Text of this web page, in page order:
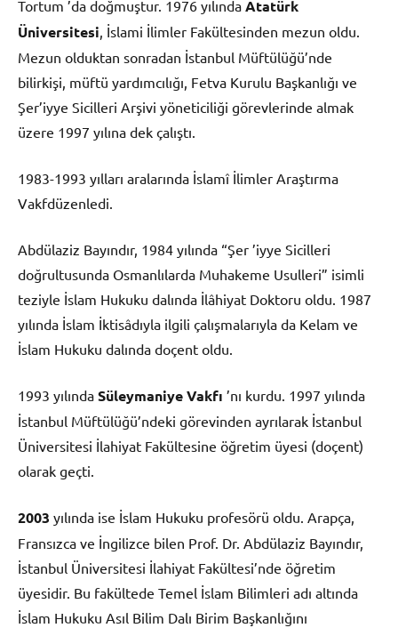
Tortum ’da doğmuştur. 1976 yılında Atatürk
Üniversitesi , İslami İlimler Fakültesinden mezun oldu.
Mezun olduktan sonradan İstanbul Müftülüğü’nde
bilirkişi, müftü yardımcılığı, Fetva Kurulu Başkanlığı ve
Şer’iyye Sicilleri Arşivi yöneticiliği görevlerinde almak
üzere 1997 yılına dek çalıştı.
1983-1993 yılları aralarında İslamî İlimler Araştırma
Vakfdüzenledi.
Abdülaziz Bayındır, 1984 yılında “Şer ’iyye Sicilleri
doğrultusunda Osmanlılarda Muhakeme Usulleri” isimli
teziyle İslam Hukuku dalında İlâhiyat Doktoru oldu. 1987
yılında İslam İktisâdıyla ilgili çalışmalarıyla da Kelam ve
İslam Hukuku dalında doçent oldu.
1993 yılında Süleymaniye Vakfı ’nı kurdu. 1997 yılında
İstanbul Müftülüğü’ndeki görevinden ayrılarak İstanbul
Üniversitesi İlahiyat Fakültesine öğretim üyesi (doçent)
olarak geçti.
2003 yılında ise İslam Hukuku profesörü oldu. Arapça,
Fransızca ve İngilizce bilen Prof. Dr. Abdülaziz Bayındır,
İstanbul Üniversitesi İlahiyat Fakültesi’nde öğretim
üyesidir. Bu fakültede Temel İslam Bilimleri adı altında
İslam Hukuku Asıl Bilim Dalı Birim Başkanlığını